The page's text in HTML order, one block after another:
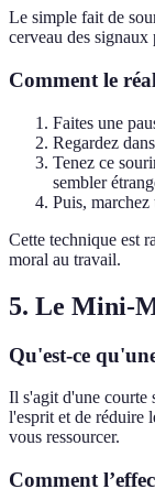
Le simple fait de
cerveau des
Comment le
Faites une
Regardez
Tenez ce
sembler
Puis,
Cette technique est
moral au travail.
5. Le Mini-
Qu'est-ce
Il s'agit d'une courte
l'esprit et de réduire
vous ressourcer.
Comment